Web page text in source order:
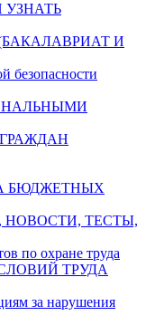
УЗНАТЬ
И
безопасности
БЮДЖЕТНЫХ
НОВОСТИ, ТЕСТЫ,
по охране труда
ТРУДА
за нарушения